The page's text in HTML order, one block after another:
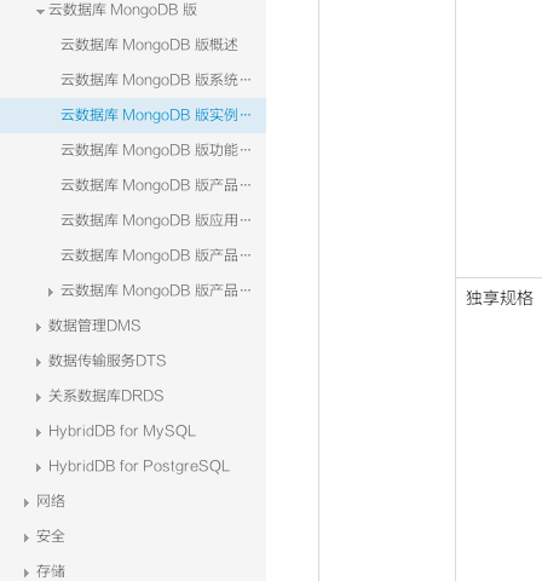
云数据库 MongoDB 版
云数据库 MongoDB 版概述
云数据库 MongoDB 版系统架构
云数据库 MongoDB 版实例规格
云数据库 MongoDB 版功能特性
云数据库 MongoDB 版产品优势
云数据库 MongoDB 版应用场景
云数据库 MongoDB 版产品定价
云数据库 MongoDB 版产品使用
数据管理DMS
数据传输服务DTS
关系数据库DRDS
HybridDB for MySQL
HybridDB for PostgreSQL
网络
安全
存储
独享规格